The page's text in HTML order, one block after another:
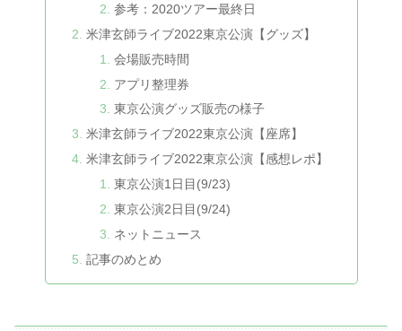
参考：2020ツアー最終日
米津玄師ライブ2022東京公演【グッズ】
会場販売時間
アプリ整理券
東京公演グッズ販売の様子
米津玄師ライブ2022東京公演【座席】
米津玄師ライブ2022東京公演【感想レポ】
東京公演1日目(9/23)
東京公演2日目(9/24)
ネットニュース
記事のめとめ